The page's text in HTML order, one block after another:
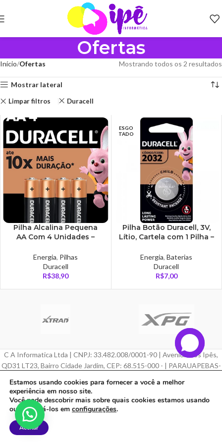
Ofertas
Início Ofertas Mostrando todos os 2 resultados
Mostrar lateral
Limpar filtros Duracell
Pilha Alcalina Pequena
AA Com 4 Unidades –
Energia, Pilhas
Duracell
R$38,90
ESGO
TADO
Pilha Botão Duracell, 3V,
Lítio, Cartela com 1 Pilha –
Energia,Baterias
Duracell
R$7,00
C A Informatica Ltda | CNPJ: 33.482.008/0001-90 | Avenida Dos Ipês,
QD31 LT23, Bairro Cidade Jardim, CEP: 68.515-000 - | PARAUAPEBAS-
Feito com ❤ por Agência ZeroumStudio
Estamos usando cookies para fornecer a você a melhor
experiência em nosso site.
Você pode descobrir mais sobre quais cookies estamos usando
ou desativá-los em configurações.
Aceitar